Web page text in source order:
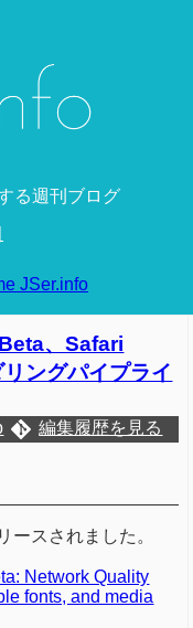
る週刊ブログ
JSer.info
、Safari
ングパイプライ
編集履歴を見る
ースされました。
Network Quality
fonts, and media